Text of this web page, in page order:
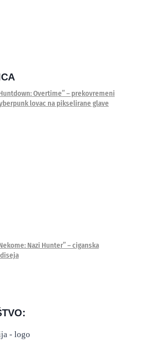
Overtime” – prekovremeni
lovac na pikselirane glave
Nazi Hunter” – ciganska